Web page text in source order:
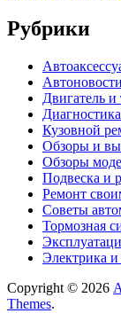
Рубрики
Автоновости
Двигатель и
Кузовной
Обзоры и
Обзоры
Подвеска и
Ремонт
Советы
Тормозная
Электрика и
Copyright © 2026
Themes.